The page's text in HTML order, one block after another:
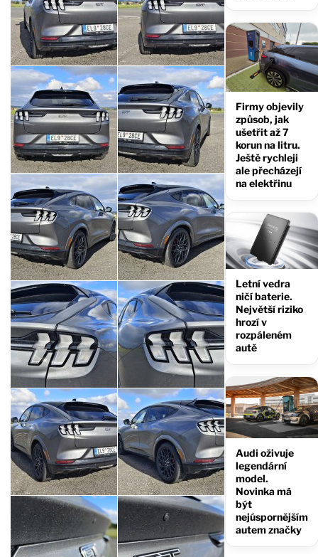
Firmy objevily
způsob, jak
ušetřit až 7
korun na litru.
Ještě rychleji
ale přecházejí
na elektřinu
Letní vedra
ničí baterie.
Největší riziko
hrozí v
rozpáleném
autě
Audi oživuje
legendární
model.
Novinka má
být
nejúspornějším
autem značky